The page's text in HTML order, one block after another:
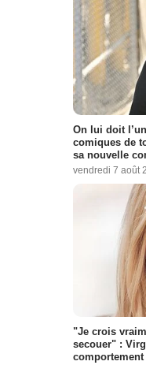
On lui doit
comiques de
sa nouvelle
vendredi 7 août
"Je crois
secouer" :